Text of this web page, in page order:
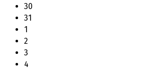
30
31
1
2
3
4